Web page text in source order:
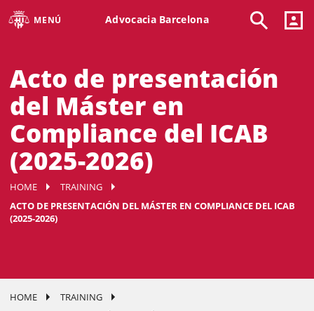
MENÚ Advocacia Barcelona
Acto de presentación
del Máster en
Compliance del ICAB
(2025-2026)
HOME
TRAINING
ACTO DE PRESENTACIÓN DEL MÁSTER EN COMPLIANCE DEL ICAB
(2025-2026)
HOME
TRAINING